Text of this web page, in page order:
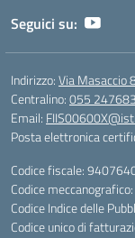
Seguici su:
Indirizzo:Via Masaccio
Centralino:055
Email:
Posta elettronica
Codice fiscale:
Codice meccanografico:
Codice Indice delle
Codice unico di